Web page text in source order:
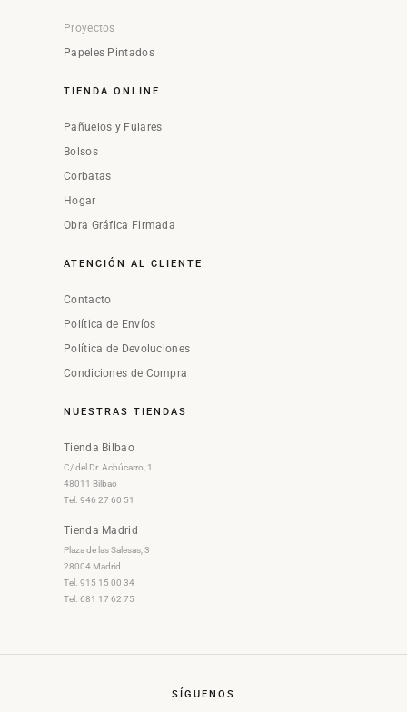
Proyectos
Papeles Pintados
TIENDA ONLINE
Pañuelos y Fulares
Bolsos
Corbatas
Hogar
Obra Gráfica Firmada
ATENCIÓN AL CLIENTE
Contacto
Política de Envíos
Política de Devoluciones
Condiciones de Compra
NUESTRAS TIENDAS
Tienda Bilbao
C/ del Dr. Achúcarro, 1
48011 Bilbao
Tel. 946 27 60 51
Tienda Madrid
Plaza de las Salesas, 3
28004 Madrid
Tel. 915 15 00 34
Tel. 681 17 62 75
SÍGUENOS